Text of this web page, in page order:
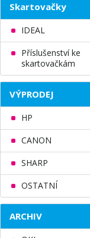
Skartovačky
IDEAL
Příslušenství ke
skartovačkám
VÝPRODEJ
HP
CANON
SHARP
OSTATNÍ
ARCHIV